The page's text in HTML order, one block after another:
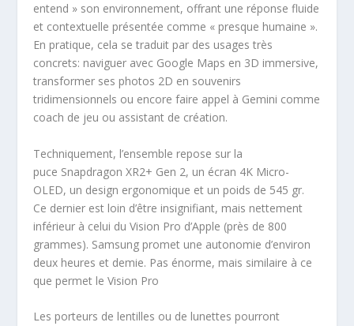
entend » son environnement, offrant une réponse fluide
et contextuelle présentée comme « presque humaine ».
En pratique, cela se traduit par des usages très
concrets: naviguer avec Google Maps en 3D immersive,
transformer ses photos 2D en souvenirs
tridimensionnels ou encore faire appel à Gemini comme
coach de jeu ou assistant de création.
Techniquement, l’ensemble repose sur la
puce Snapdragon XR2+ Gen 2, un écran 4K Micro-
OLED, un design ergonomique et un poids de 545 gr.
Ce dernier est loin d’être insignifiant, mais nettement
inférieur à celui du Vision Pro d’Apple (près de 800
grammes). Samsung promet une autonomie d’environ
deux heures et demie. Pas énorme, mais similaire à ce
que permet le Vision Pro
Les porteurs de lentilles ou de lunettes pourront